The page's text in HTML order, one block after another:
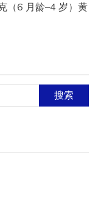
（6 月龄–4 岁）黄